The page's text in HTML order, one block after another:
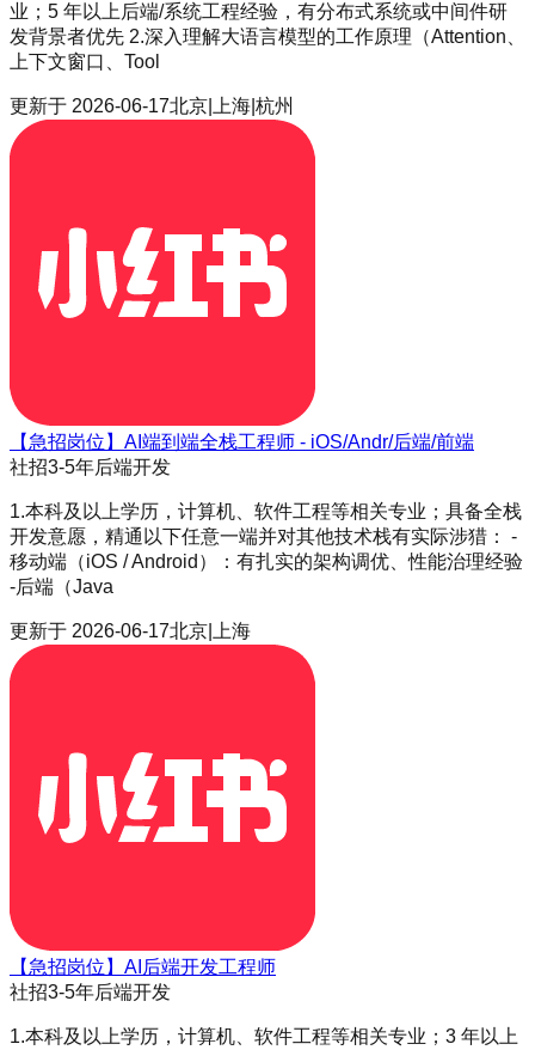
业；5 年以上后端/系统工程经验，有分布式系统或中间件研
发背景者优先 2.深入理解大语言模型的工作原理（Attention、
上下文窗口、Tool
更新于 2026-06-17北京|上海|杭州
【急招岗位】AI端到端全栈工程师 - iOS/Andr/后端/前端
社招3-5年后端开发
1.本科及以上学历，计算机、软件工程等相关专业；具备全栈
开发意愿，精通以下任意一端并对其他技术栈有实际涉猎： -
移动端（iOS / Android）：有扎实的架构调优、性能治理经验
-后端（Java
更新于 2026-06-17北京|上海
【急招岗位】AI后端开发工程师
社招3-5年后端开发
1.本科及以上学历，计算机、软件工程等相关专业；3 年以上